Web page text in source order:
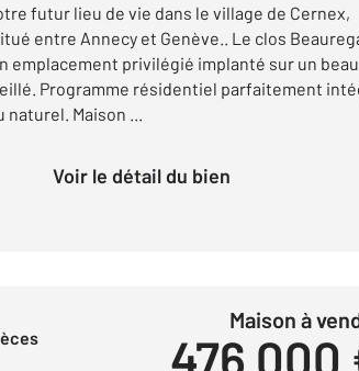
futur lieu de vie dans le village de Cernex,
entre Annecy et Genève.. Le clos
emplacement privilégié implanté sur un beau
Programme résidentiel parfaitement
naturel. Maison ...
Voir le détail du bien
Maison à
476 000